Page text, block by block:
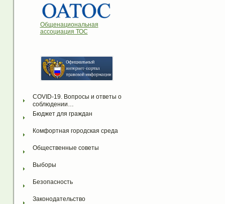
Общенациональная
ассоциация ТОС
COVID-19. Вопросы и ответы о
соблюдении…
Бюджет для граждан
Комфортная городская среда
Общественные советы
Выборы
Безопасность
Законодательство